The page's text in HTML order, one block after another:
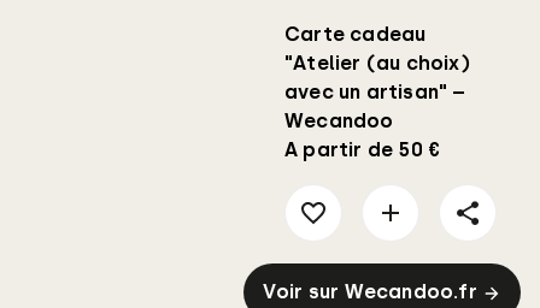
Carte cadeau
"Atelier (au choix)
avec un artisan" –
Wecandoo
A partir de 50 €
Voir sur Wecandoo.fr